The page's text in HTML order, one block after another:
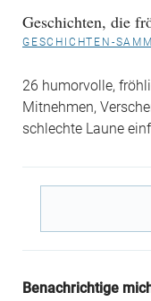
Geschichten, die
GESCHICHTEN-
26 humorvolle,
Mitnehmen,
schlechte Laune
Benachrichtige